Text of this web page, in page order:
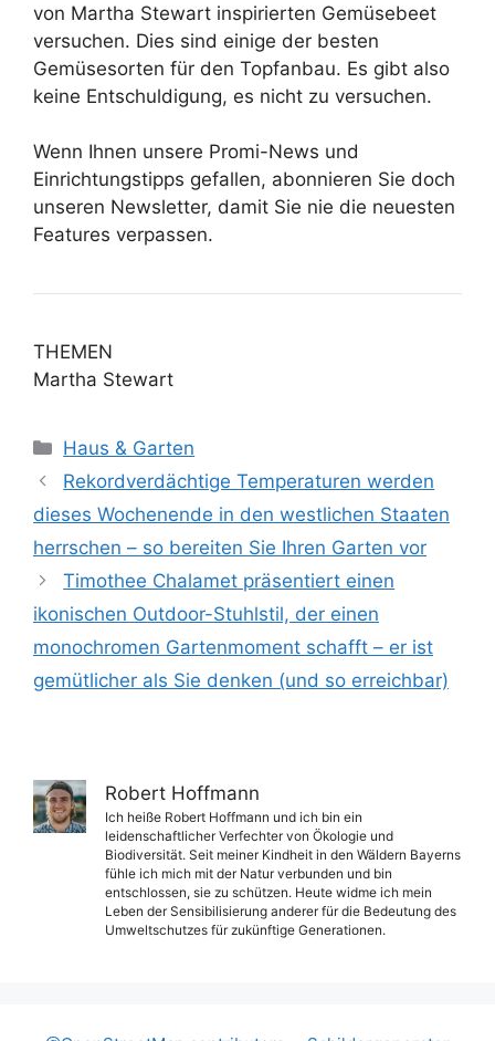
von Martha Stewart inspirierten Gemüsebeet
versuchen. Dies sind einige der besten
Gemüsesorten für den Topfanbau. Es gibt also
keine Entschuldigung, es nicht zu versuchen.
Wenn Ihnen unsere Promi-News und
Einrichtungstipps gefallen, abonnieren Sie doch
unseren Newsletter, damit Sie nie die neuesten
Features verpassen.
THEMEN
Martha Stewart
Kategorien
Haus & Garten
Rekordverdächtige Temperaturen werden
dieses Wochenende in den westlichen Staaten
herrschen – so bereiten Sie Ihren Garten vor
Timothee Chalamet präsentiert einen
ikonischen Outdoor-Stuhlstil, der einen
monochromen Gartenmoment schafft – er ist
gemütlicher als Sie denken (und so erreichbar)
Robert Hoffmann
Ich heiße Robert Hoffmann und ich bin ein
leidenschaftlicher Verfechter von Ökologie und
Biodiversität. Seit meiner Kindheit in den Wäldern Bayerns
fühle ich mich mit der Natur verbunden und bin
entschlossen, sie zu schützen. Heute widme ich mein
Leben der Sensibilisierung anderer für die Bedeutung des
Umweltschutzes für zukünftige Generationen.